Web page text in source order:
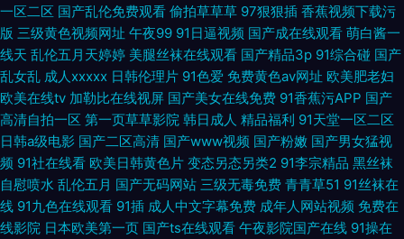
一区二区 国产乱伦免费观看 偷拍草草草 97狠狠插 香蕉视频下载污
版 三级黄色视频网址 午夜99 91日逼视频 国产成在线观看 萌白酱一
线天 乱伦五月天婷婷 美腿丝袜在线观看 国产精品3p 91综合碰 国产
乱女乱 成人xxxxx 日韩伦理片 91色爱 免费黄色av网址 欧美肥老妇
欧美在线tv 加勒比在线视屏 国产美女在线免费 91香蕉污APP 国产
高清自拍一区 第一页草草影院 韩日成人 精品福利 91天堂一区二区
日韩a级电影 国产二区高清 国产www视频 国产粉嫩 国产男女猛视
频 91社在线看 欧美日韩黄色片 变态另态另类2 91李宗精品 黑丝袜
自慰喷水 乱伦五月 国产无码网站 三级无毒免费 青青草51 91丝袜在
线 91九色在线观看 91插 成人中文字幕免费 成年人网站视频 免费在
线影院 日本欧美第一页 国产ts在线观看 午夜影院国产在线 91操在